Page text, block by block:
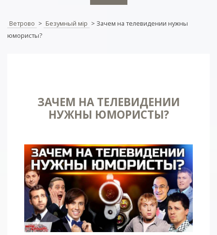
Ветрово > Безумный мiр > Зачем на телевидении нужны
юмористы?
ЗАЧЕМ НА ТЕЛЕВИДЕНИИ
НУЖНЫ ЮМОРИСТЫ?